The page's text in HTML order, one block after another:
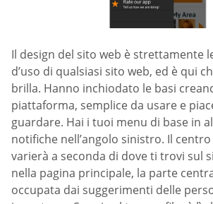
Il design del sito web è strettamente
d’uso di qualsiasi sito web, ed è qui
brilla. Hanno inchiodato le basi
piattaforma, semplice da usare e
guardare. Hai i tuoi menu di base in
notifiche nell’angolo sinistro. Il
varierà a seconda di dove ti trovi sul
nella pagina principale, la parte
occupata dai suggerimenti delle